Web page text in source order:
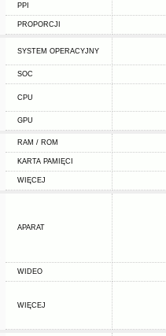
PPI
PROPORCJI
SYSTEM OPERACYJNY
SOC
CPU
GPU
RAM / ROM
KARTA PAMIĘCI
WIĘCEJ
APARAT
WIDEO
WIĘCEJ